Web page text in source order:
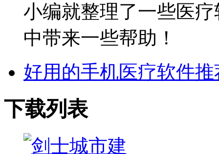
小编就整理了一些医
中带来一些帮助！
好用的手机医疗软件
下载列表